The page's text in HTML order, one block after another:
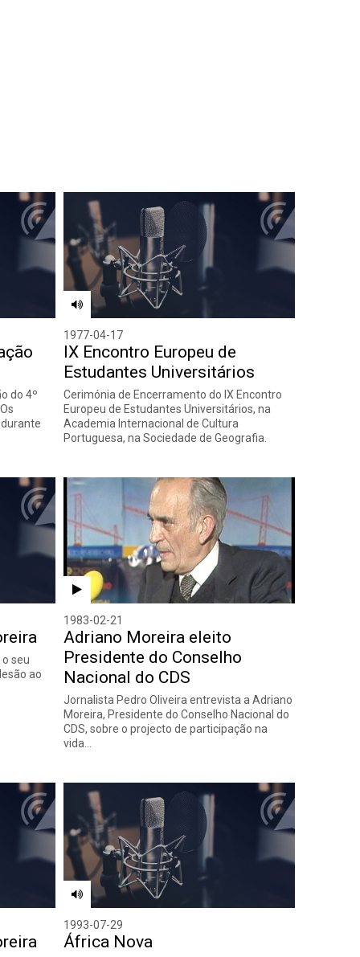
do 4º
durante
1977-04-17
IX Encontro Europeu de
Estudantes Universitários
Cerimónia de Encerramento do IX Encontro
Europeu de Estudantes Universitários, na
Academia Internacional de Cultura
Portuguesa, na Sociedade de Geografia.
seu
ao
1983-02-21
Adriano Moreira eleito
Presidente do Conselho
Nacional do CDS
Jornalista Pedro Oliveira entrevista a Adriano
Moreira, Presidente do Conselho Nacional do
CDS, sobre o projecto de participação na
vida…
1993-07-29
África Nova